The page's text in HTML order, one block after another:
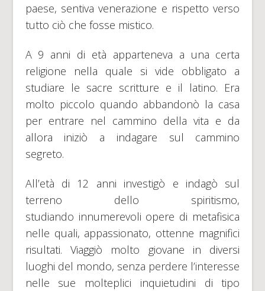
paese, sentiva venerazione e rispetto verso
tutto ciò che fosse mistico.
A 9 anni di età apparteneva a una certa
religione nella quale si vide obbligato a
studiare le sacre scritture e il latino. Era
molto piccolo quando abbandonò la casa
per entrare nel cammino della vita e da
allora iniziò a indagare sul cammino
segreto.
All’età di 12 anni investigò e indagò sul
terreno dello spiritismo,
studiando innumerevoli opere di metafisica
nelle quali, appassionato, ottenne magnifici
risultati. Viaggiò molto giovane in diversi
luoghi del mondo, senza perdere l’interesse
nelle sue molteplici inquietudini di tipo